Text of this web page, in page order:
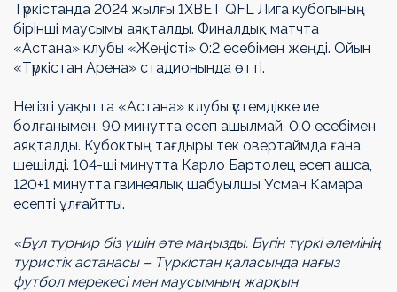
Түркістанда 2024 жылғы 1ХВЕТ QFL Лига кубогының
бірінші маусымы аяқталды. Финалдық матчта
«Астана» клубы «Жеңісті» 0:2 есебімен жеңді. Ойын
«Түркістан Арена» стадионында өтті.
Негізгі уақытта «Астана» клубы үстемдікке ие
болғанымен, 90 минутта есеп ашылмай, 0:0 есебімен
аяқталды. Кубоктың тағдыры тек овертаймда ғана
шешілді. 104-ші минутта Карло Бартолец есеп ашса,
120+1 минутта гвинеялық шабуылшы Усман Камара
есепті ұлғайтты.
«Бұл турнир біз үшін өте маңызды. Бүгін түркі әлемінің
туристік астанасы – Түркістан қаласында нағыз
футбол мерекесі мен маусымның жарқын